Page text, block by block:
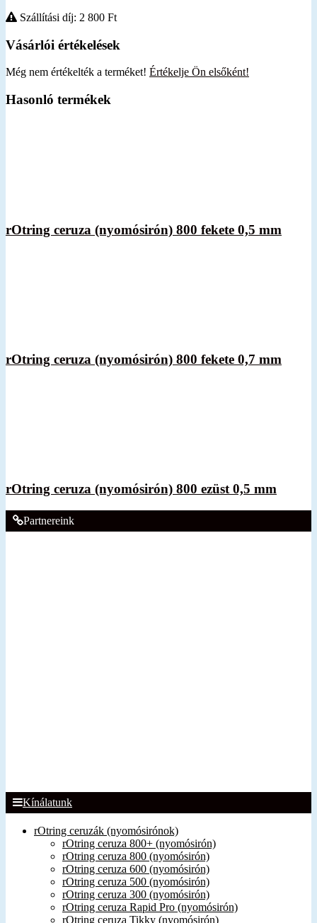
Szállítási díj: 2 800 Ft
Vásárlói értékelések
Még nem értékelték a terméket! Értékelje Ön elsőként!
Hasonló termékek
rOtring ceruza (nyomósirón) 800 fekete 0,5 mm
rOtring ceruza (nyomósirón) 800 fekete 0,7 mm
rOtring ceruza (nyomósirón) 800 ezüst 0,5 mm
Partnereink
Kínálatunk
rOtring ceruzák (nyomósirónok)
rOtring ceruza 800+ (nyomósirón)
rOtring ceruza 800 (nyomósirón)
rOtring ceruza 600 (nyomósirón)
rOtring ceruza 500 (nyomósirón)
rOtring ceruza 300 (nyomósirón)
rOtring ceruza Rapid Pro (nyomósirón)
rOtring ceruza Tikky (nyomósirón)